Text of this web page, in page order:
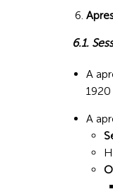
6.1.
A
1920
A